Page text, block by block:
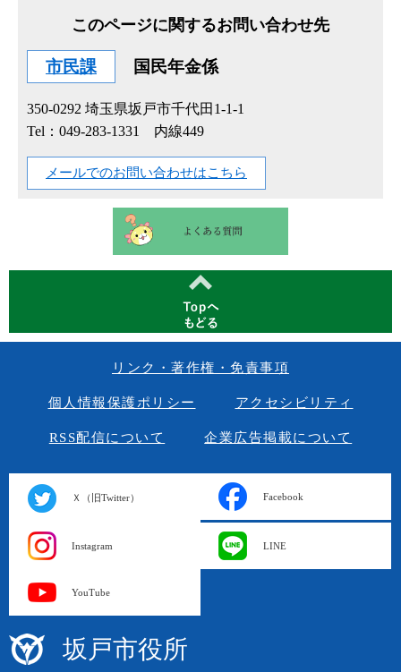
このページに関するお問い合わせ先
市民課 国民年金係
350-0292 埼玉県坂戸市千代田1-1-1
Tel：049-283-1331 内線449
メールでのお問い合わせはこちら
リンク・著作権・免責事項
個人情報保護ポリシー アクセシビリティ
RSS配信について 企業広告掲載について
Ｘ（旧Twitter） Facebook
Instagram LINE
YouTube
坂戸市役所